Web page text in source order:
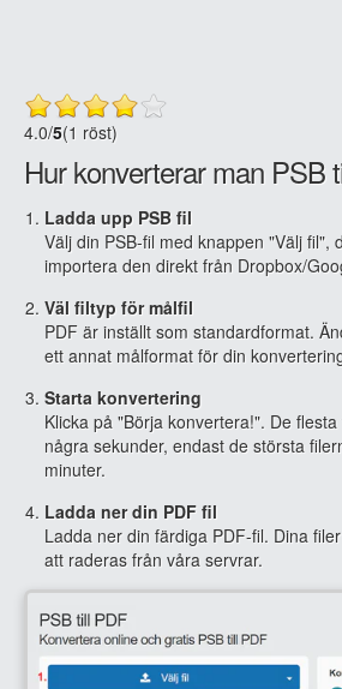
4.0/5(1 röst)
Hur konverterar man PSB
Ladda upp PSB fil
Välj din PSB-fil med knappen "Välj fil",
importera den direkt från Dropbox/
Väl filtyp för målfil
PDF är inställt som standardformat.
ett annat målformat för din
Starta konvertering
Klicka på "Börja konvertera!". De
några sekunder, endast de största
minuter.
Ladda ner din PDF fil
Ladda ner din färdiga PDF-fil. Dina
att raderas från våra servrar.